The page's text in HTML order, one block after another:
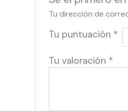
Tu dirección de
Tu puntuación *
Tu valoración *